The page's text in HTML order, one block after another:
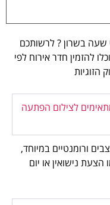
שעה בשרון ? לרשותכם
להזמין חדר אירוח לפי
הזוגיות
לצילום הפתעה
ורומנטיים במיוחד,
נישואין או יום